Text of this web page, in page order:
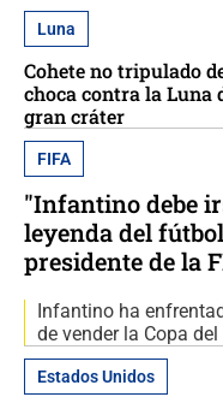
Luna
Cohete no tripulado
choca contra la Luna
gran cráter
FIFA
"Infantino debe
leyenda del
presidente de la
Infantino ha
de vender la Copa
Estados Unidos